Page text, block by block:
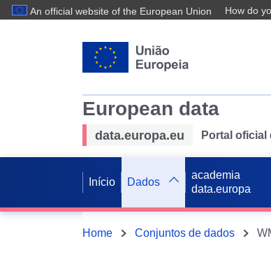
An official website of the European Union How do
European data
data.europa.eu Portal
Início Dados
academia
data.europa
Home Conjuntos de dados